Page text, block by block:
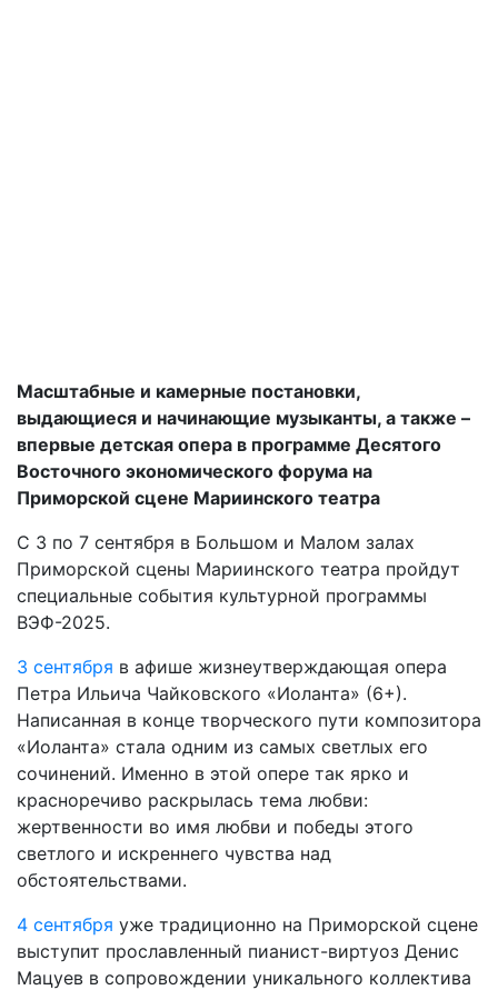
Масштабные и камерные постановки,
выдающиеся и начинающие музыканты, а также –
впервые детская опера в программе Десятого
Восточного экономического форума на
Приморской сцене Мариинского театра
С 3 по 7 сентября в Большом и Малом залах
Приморской сцены Мариинского театра пройдут
специальные события культурной программы
ВЭФ-2025.
3 сентября в афише жизнеутверждающая опера
Петра Ильича Чайковского «Иоланта» (6+).
Написанная в конце творческого пути композитора
«Иоланта» стала одним из самых светлых его
сочинений. Именно в этой опере так ярко и
красноречиво раскрылась тема любви:
жертвенности во имя любви и победы этого
светлого и искреннего чувства над
обстоятельствами.
4 сентября уже традиционно на Приморской сцене
выступит прославленный пианист-виртуоз Денис
Мацуев в сопровождении уникального коллектива